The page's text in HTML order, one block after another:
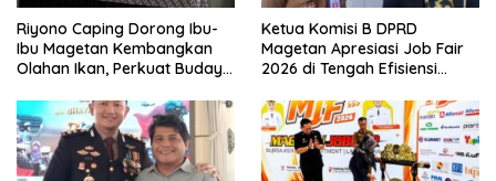
Riyono Caping Dorong Ibu-
Ibu Magetan Kembangkan
Olahan Ikan, Perkuat Budaya
Ketua Komisi B DPRD
Magetan Apresiasi Job Fair
2026 di Tengah Efisiensi